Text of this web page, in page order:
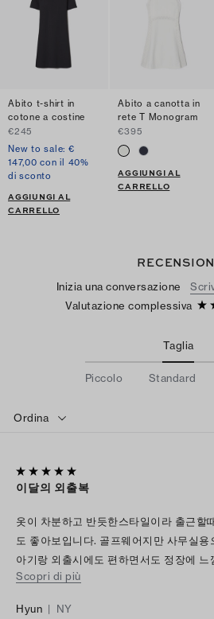
Abito t-shirt in
cotone a costine
€245
New to sale: €
147,00 con il 40%
di sconto
AGGIUNGI AL
CARRELLO
Abito a canotta in
rete T Monogram
€395
AGGIUNGI AL
CARRELLO
Inizia una conversazione
Valutazione complessiva
Taglia
Piccolo Standard
Ordina
이달의 외출복
옷이 차분하고 반듯한스타일이라 출근할
도 좋아보입니다. 골프웨어지만 사무실용
아기랑 외출시에도 편하면서도 정장에
이 돨것같아요.
Scopri di più
Hyun | NY